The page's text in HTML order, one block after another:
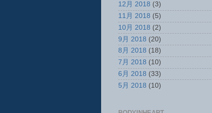
12月 2018 (3)
11月 2018 (5)
10月 2018 (2)
9月 2018 (20)
8月 2018 (18)
7月 2018 (10)
6月 2018 (33)
5月 2018 (10)